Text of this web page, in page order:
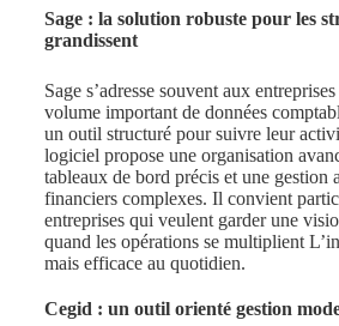
Sage : la solution robuste pour les
grandissent
Sage s’adresse souvent aux
volume important de données
un outil structuré pour suivre leur
logiciel propose une organisation
tableaux de bord précis et une gestion
financiers complexes. Il convient
entreprises qui veulent garder une
quand les opérations se multiplient
mais efficace au quotidien.
Cegid : un outil orienté gestion